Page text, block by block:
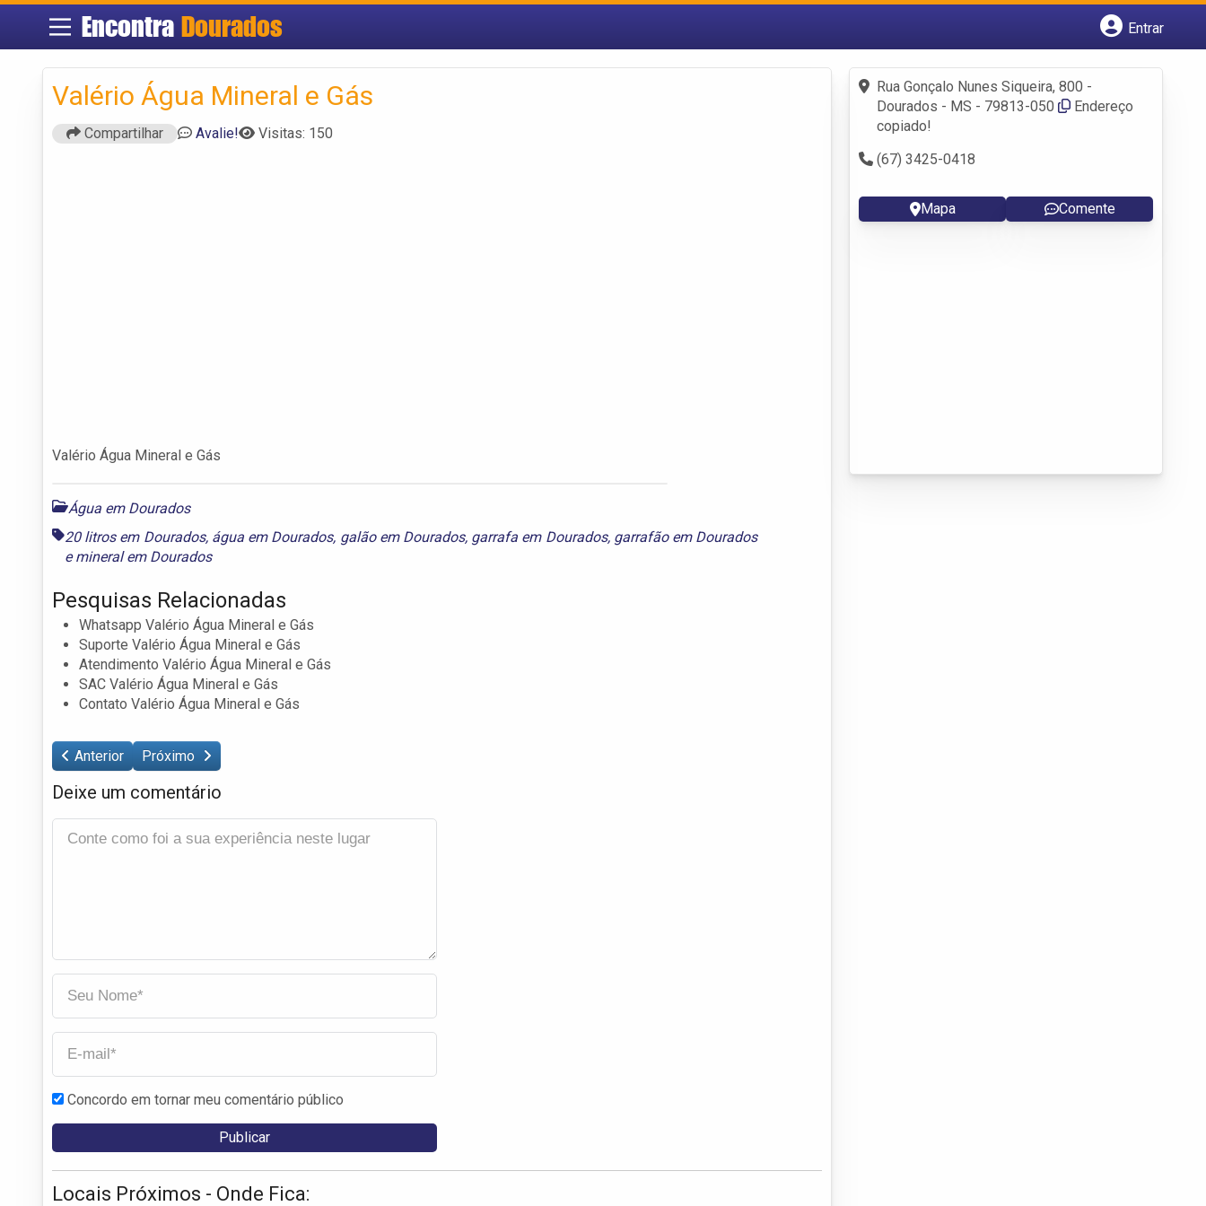
Encontra Dourados
Entrar
Fazer login
Criar conta
Valério Água Mineral e Gás
Compartilhar Avalie! Visitas: 150
Valério Água Mineral e Gás
Água em Dourados
20 litros em Dourados, água em Dourados, galão em Dourados, garrafa em Dourados, garrafão em Dourados
emineral em Dourados
Pesquisas Relacionadas
Whatsapp Valério Água Mineral e Gás
Suporte Valério Água Mineral e Gás
Atendimento Valério Água Mineral e Gás
SAC Valério Água Mineral e Gás
Contato Valério Água Mineral e Gás
Anterior Próximo
Deixe um comentário
Concordo em tornar meu comentário público
Locais Próximos - Onde Fica:
Rua Gonçalo Nunes Siqueira, 800 -
Dourados - MS - 79813-050
Endereço
copiado!
(67) 3425-0418
Mapa Comente